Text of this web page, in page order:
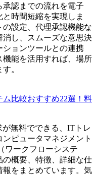
認までの流れを電子
時間短縮を実現しま
設定、代理承認機能な
消し、スムーズな意思決
ョンツールとの連携
能を活用すれば、場所
。
ム比較おすすめ22選！料
無料でできる、ITトレ
ンピュータマネジメント
ワークフローシステ
の概要、特徴、詳細な仕
をまとめています。気